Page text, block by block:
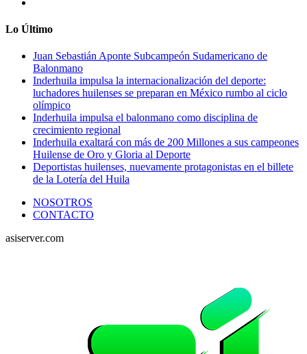
Lo Último
Juan Sebastián Aponte Subcampeón Sudamericano de
Balonmano
Inderhuila impulsa la internacionalización del deporte:
luchadores huilenses se preparan en México rumbo al ciclo
olímpico
Inderhuila impulsa el balonmano como disciplina de
crecimiento regional
Inderhuila exaltará con más de 200 Millones a sus campeones
Huilense de Oro y Gloria al Deporte
Deportistas huilenses, nuevamente protagonistas en el billete
de la Lotería del Huila
NOSOTROS
CONTACTO
asiserver.com